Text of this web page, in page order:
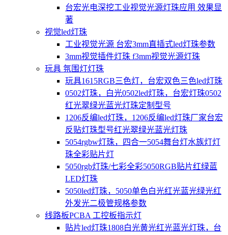
台宏光电深挖工业视觉光源灯珠应用 效果显
著
视觉led灯珠
工业视觉光源 台宏3mm直插式led灯珠参数
3mm视觉插件灯珠 f3mm视觉光源灯珠
玩具 氛围灯灯珠
玩具1615RGB三色灯，台宏双色三色led灯珠
0502灯珠，白光0502led灯珠，台宏灯珠0502
红光翠绿光蓝光灯珠定制型号
1206反编led灯珠，1206反编led灯珠厂家台宏
反贴灯珠型号红光翠绿光蓝光灯珠
5054rgbw灯珠，四合一5054舞台灯水族灯灯
珠全彩贴片灯
5050rgb灯珠/七彩全彩5050RGB贴片红绿蓝
LED灯珠
5050led灯珠，5050单色白光红光蓝光绿光红
外发光二极管规格参数
线路板PCBA 工控板指示灯
贴片led灯珠1808白光黄光红光蓝光灯珠，台